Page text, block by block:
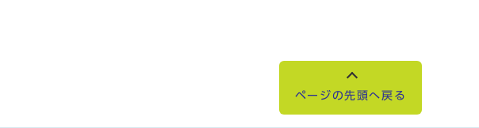
ページの先頭へ戻る